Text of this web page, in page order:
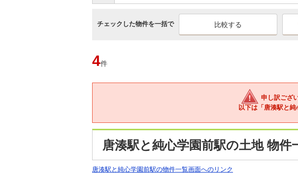
チェックした物件を一括で
4件
申し訳ござ
以下は「唐湊駅と純
唐湊駅と純心学園前駅の土地 物件
唐湊駅と純心学園前駅の物件一覧画面へのリンク